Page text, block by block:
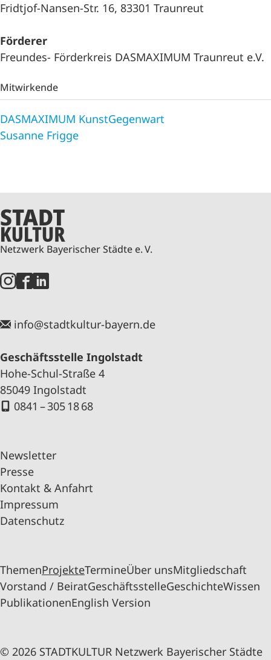
Fridtjof-Nansen-Str. 16, 83301 Traunreut
Förderer
Freundes- Förderkreis DASMAXIMUM Traunreut e.V.
Mitwirkende
DASMAXIMUM KunstGegenwart
Susanne Frigge
Netzwerk Bayerischer Städte e. V.
info@stadtkultur-bayern.de
Geschäftsstelle Ingolstadt
Hohe-Schul-Straße 4
85049 Ingolstadt
0841 – 305 18 68
Newsletter
Presse
Kontakt & Anfahrt
Impressum
Datenschutz
ThemenProjekteTermineÜber unsMitgliedschaft
Vorstand / BeiratGeschäftsstelleGeschichteWissen
PublikationenEnglish Version
© 2026 STADTKULTUR Netzwerk Bayerischer Städte